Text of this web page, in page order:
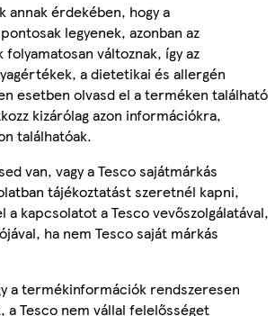
annak érdekében, hogy a
legyenek, azonban az
változnak, így az
a dietetikai és allergén
esetben olvasd el a terméken található
kizárólag azon információkra,
találhatóak.
van, vagy a Tesco sajátmárkás
tájékoztatást szeretnél kapni,
a kapcsolatot a Tesco vevőszolgálatával,
ha nem Tesco saját márkás
a termékinformációk rendszeresen
Tesco nem vállal felelősséget